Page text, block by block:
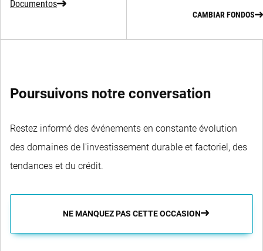
Documentos
CAMBIAR FONDOS
Poursuivons notre conversation
Restez informé des événements en constante évolution
des domaines de l'investissement durable et factoriel, des
tendances et du crédit.
NE MANQUEZ PAS CETTE OCCASION